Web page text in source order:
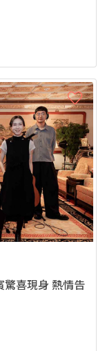
喜現身 熱情告